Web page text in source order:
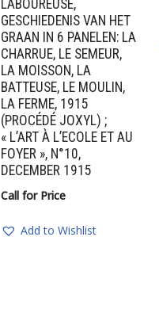
LABOUREUSE,
GESCHIEDENIS VAN HET
GRAAN IN 6 PANELEN: LA
CHARRUE, LE SEMEUR,
LA MOISSON, LA
BATTEUSE, LE MOULIN,
LA FERME, 1915
(PROCÉDÉ JOXYL) ;
« L’ART À L’ECOLE ET AU
FOYER », N°10,
DECEMBER 1915
Call for Price
Add to Wishlist